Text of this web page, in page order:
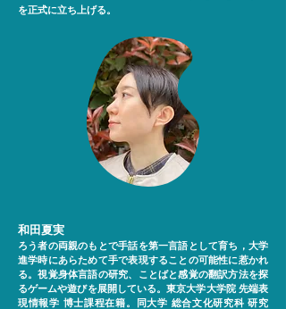
を正式に立ち上げる。
和田夏実
ろう者の両親のもとで手話を第一言語として育ち，大学
進学時にあらためて手で表現することの可能性に惹かれ
る。視覚身体言語の研究、ことばと感覚の翻訳方法を探
るゲームや遊びを展開している。東京大学大学院 先端表
現情報学 博士課程在籍。同大学 総合文化研究科 研究